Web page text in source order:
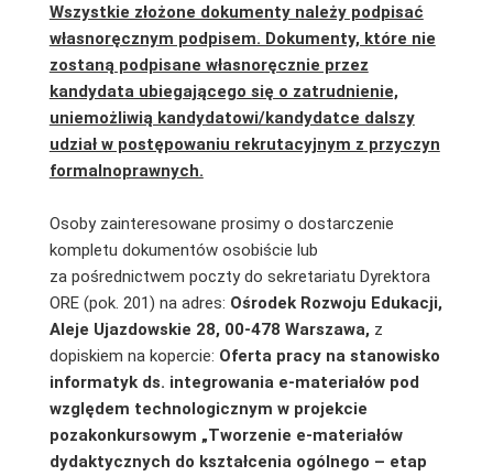
Wszystkie złożone dokumenty należy podpisać
własnoręcznym podpisem. Dokumenty, które nie
zostaną podpisane własnoręcznie przez
kandydata ubiegającego się o zatrudnienie,
uniemożliwią kandydatowi/kandydatce dalszy
udział w postępowaniu rekrutacyjnym z przyczyn
formalnoprawnych.
Osoby zainteresowane prosimy o dostarczenie
kompletu dokumentów osobiście lub
za pośrednictwem poczty do sekretariatu Dyrektora
ORE (pok. 201) na adres: Ośrodek Rozwoju Edukacji,
Aleje Ujazdowskie 28, 00-478 Warszawa, z
dopiskiem na kopercie: Oferta pracy na stanowisko
informatyk ds. integrowania e-materiałów pod
względem technologicznym w projekcie
pozakonkursowym „Tworzenie e-materiałów
dydaktycznych do kształcenia ogólnego – etap